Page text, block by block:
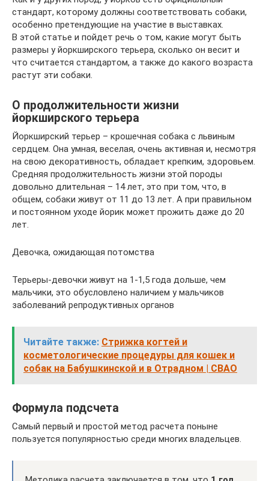
стандарт, которому должны соответствовать собаки,
особенно претендующие на участие в выставках.
В этой статье и пойдет речь о том, какие могут быть
размеры у йоркширского терьера, сколько он весит и
что считается стандартом, а также до какого возраста
растут эти собаки.
О продолжительности жизни
йоркширского терьера
Йоркширский терьер – крошечная собака с львиным
сердцем. Она умная, веселая, очень активная и, несмотря
на свою декоративность, обладает крепким, здоровьем.
Средняя продолжительность жизни этой породы
довольно длительная – 14 лет, это при том, что, в
общем, собаки живут от 11 до 13 лет. А при правильном
и постоянном уходе йорик может прожить даже до 20
лет.
Девочка, ожидающая потомства
Терьеры-девочки живут на 1-1,5 года дольше, чем
мальчики, это обусловлено наличием у мальчиков
заболеваний репродуктивных органов
Читайте также: Стрижка когтей и
косметологические процедуры для кошек и
собак на Бабушкинской и в Отрадном | СВАО
Формула подсчета
Самый первый и простой метод расчета поныне
пользуется популярностью среди многих владельцев.